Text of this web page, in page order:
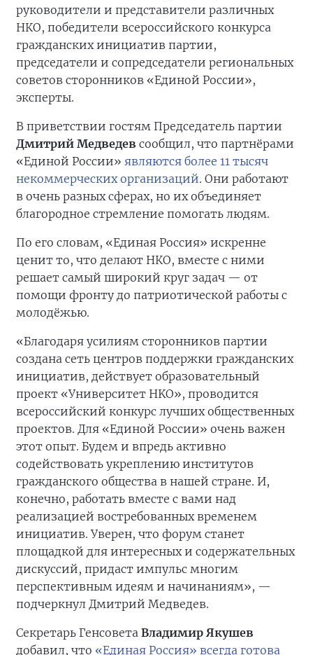
руководители и представители различных
НКО, победители всероссийского конкурса
гражданских инициатив партии,
председатели и сопредседатели региональных
советов сторонников «Единой России»,
эксперты.
В приветствии гостям Председатель партии
Дмитрий Медведев сообщил, что партнёрами
«Единой России» являются более 11 тысяч
некоммерческих организаций. Они работают
в очень разных сферах, но их объединяет
благородное стремление помогать людям.
По его словам, «Единая Россия» искренне
ценит то, что делают НКО, вместе с ними
решает самый широкий круг задач — от
помощи фронту до патриотической работы с
молодёжью.
«Благодаря усилиям сторонников партии
создана сеть центров поддержки гражданских
инициатив, действует образовательный
проект «Университет HKO», проводится
всероссийский конкурс лучших общественных
проектов. Для «Единой России» очень важен
этот опыт. Будем и впредь активно
содействовать укреплению институтов
гражданского общества в нашей стране. И,
конечно, работать вместе с вами над
реализацией востребованных временем
инициатив. Уверен, что форум станет
площадкой для интересных и содержательных
дискуссий, придаст импульс многим
перспективным идеям и начинаниям», —
подчеркнул Дмитрий Медведев.
Секретарь Генсовета Владимир Якушев
добавил, что «Единая Россия» всегда готова